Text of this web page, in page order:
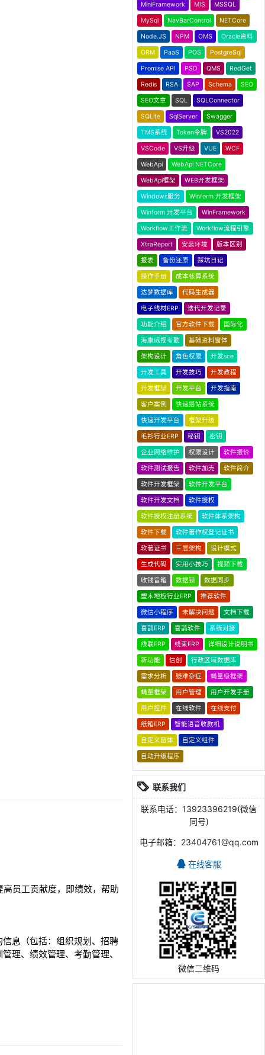
员工贡献度，即绩效，帮助
息（包括：组织规划、招聘
理、绩效管理、考勤管理、
MiniFramework MIS MSSQL
MySql NavBarControl NETCore
Node.JS NPM OMS Oracle资料
ORM PaaS POS PostgreSql
Promise API PSD QMS RedGet
Redis RSA SAP Schema SEO
SEO文章 SQL SQLConnector
SQLite SqlServer Swagger
TMS系统 Token令牌 VS2022
VSCode VS升级 VUE WCF
WebApi WebApi NETCore
WebApi框架 WEB开发框架
Windows服务 Winform 开发框架
Winform 开发平台 WinFramework
Workflow工作流 Workflow流程引擎
XtraReport 安装环境 版本区别
报表 备份还原 踩坑日记
操作手册 成本核算系统
达梦数据库 代码生成器
电子线材ERP 迭代开发记录
功能介绍 官方软件下载 国际化
海康威视考勤 基础资料窗体
架构设计 角色权限 开发sce
开发工具 开发技巧 开发教程
开发框架 开发平台 开发指南
客户案例 快速搭站系统
快速开发平台 框架升级
毛衫行业ERP 秘钥 密钥
企业网络维护 权限设计 软件报价
软件测试报告 软件加壳 软件简介
软件开发框架 软件开发平台
软件开发文档 软件授权
软件授权注册系统 软件体系架构
软件下载 软件著作权登记证书
软著证书 三层架构 设计模式
生成代码 实用小技巧 视频下载
收钱音箱 数据锁 数据同步
塑木地板行业ERP 推荐软件
微信小程序 未解决问题 文档下载
喜鹊ERP 喜鹊软件 系统对接
线联ERP 线束ERP 详细设计说明书
新功能 信创 行政区域数据库
需求分析 疑难杂症 蝇量级框架
蝇量框架 用户管理 用户开发手册
用户控件 在线软件 在线支付
纸箱ERP 智能语音收款机
自定义窗体 自定义组件
自动升级程序
联系我们
联系电话：13923396219(微信
同号)
电子邮箱：23404761@qq.com
在线客服
微信二维码